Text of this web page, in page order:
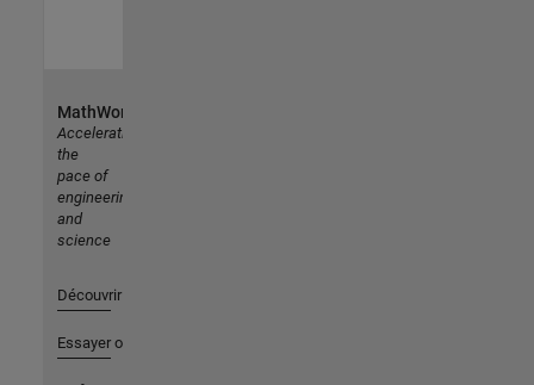
MathWorks
Accelerating
the
pace of
engineering
and
science
Découvrir les produits
Essayer ou acheter